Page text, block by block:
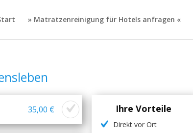
» Matratzenreinigung für Hotels anfragen «
35,00 € Ihre Vorteile
Direkt vor Ort